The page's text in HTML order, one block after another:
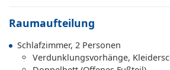
Raumaufteilung
Schlafzimmer, 2 Personen
Verdunklungsvorhänge,